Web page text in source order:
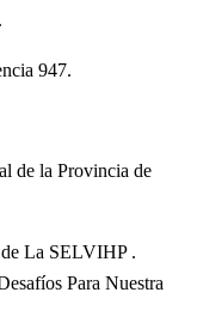
947.
de la Provincia de
La SELVIHP .
Para Nuestra